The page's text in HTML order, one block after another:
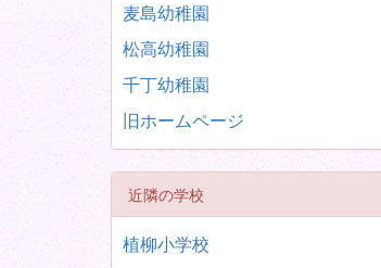
麦島幼稚園
松高幼稚園
千丁幼稚園
旧ホームページ
近隣の学校
植柳小学校